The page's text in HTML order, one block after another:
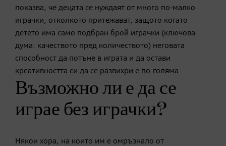
показва, че децата се нуждаят от много по-малко
играчки, отколкото притежават, защото когато
детето има само подбран брой играчки (ключова
дума: качеството пред количеството) неговата
способност да потъне в играта и да остави
креативността си да се развихри е по-голяма.
Възможно ли е да се
играе без играчки?
Някои хора, на които им е омръзнало от